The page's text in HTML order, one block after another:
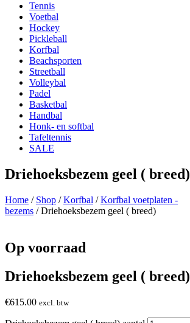
Tennis
Voetbal
Hockey
Pickleball
Korfbal
Beachsporten
Streetball
Volleybal
Padel
Basketbal
Handbal
Honk- en softbal
Tafeltennis
SALE
Driehoeksbezem geel ( breed)
Home / Shop /Korfbal /Korfbal voetplaten -
bezems / Driehoeksbezem geel ( breed)
Op voorraad
Driehoeksbezem geel ( breed)
€615.00 excl. btw